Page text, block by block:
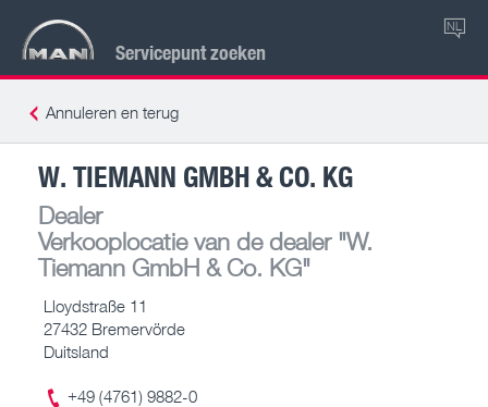
Servicepunt zoeken
NL
Annuleren en terug
W. TIEMANN GMBH & CO. KG
Dealer
Verkooplocatie van de dealer"W.
Tiemann GmbH & Co. KG"
Lloydstraße 11
27432 Bremervörde
Duitsland
+49 (4761) 9882-0